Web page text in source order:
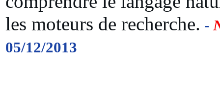
les moteurs de recherche. -
05/12/2013